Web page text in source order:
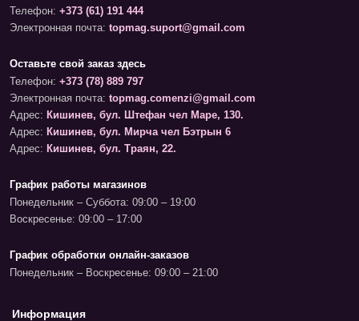
Телефон: +373 (61) 191 444
Электронная почта: topmag.suport@gmail.com
Оставьте свой заказ здесь
Телефон: +373 (78) 889 797
Электронная почта: topmag.comenzi@gmail.com
Адрес: Кишинев, бул. Штефан чел Маре, 130.
Адрес: Кишинев, бул. Мирча чел Бэтрын 6
Адрес: Кишинев, бул. Траян, 22.
График работы магазинов
Понедельник – Суббота: 09:00 – 19:00
Воскресенье: 09:00 – 17:00
График обработки онлайн-заказов
Понедельник – Воскресенье: 09:00 – 21:00
Информация